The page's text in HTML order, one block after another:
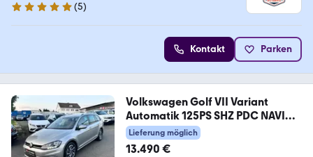
4.9 Sterne
(5)
Kontakt Parken
Volkswagen Golf VII Variant
Automatik 125PS SHZ PDC NAVI
AC
Lieferung möglich
13.490 €